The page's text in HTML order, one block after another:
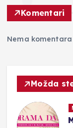
Komentari
Nema
Možda